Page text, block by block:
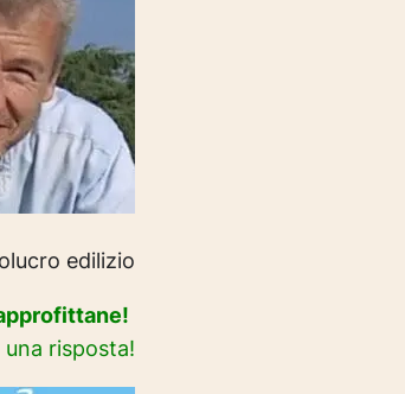
edilizio
risposta!